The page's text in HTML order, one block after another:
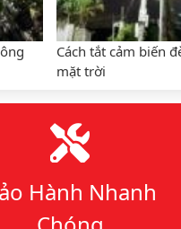
Cách tắt cảm biến
mặt trời
Hành Nhanh